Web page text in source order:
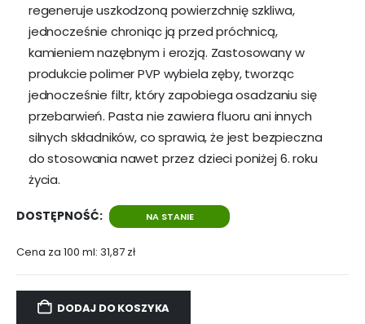
regeneruje uszkodzoną powierzchnię szkliwa,
jednocześnie chroniąc ją przed próchnicą,
kamieniem nazębnym i erozją. Zastosowany w
produkcie polimer PVP wybiela zęby, tworząc
jednocześnie filtr, który zapobiega osadzaniu się
przebarwień. Pasta nie zawiera fluoru ani innych
silnych składników, co sprawia, że jest bezpieczna
do stosowania nawet przez dzieci poniżej 6. roku
życia.
DOSTĘPNOŚĆ: NA STANIE
Cena za 100 ml: 31,87 zł
DODAJ DO KOSZYKA